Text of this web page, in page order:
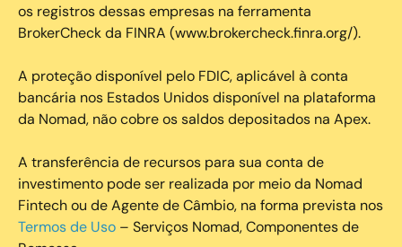
os registros dessas empresas na ferramenta
BrokerCheck da FINRA (www.brokercheck.finra.org/).
A proteção disponível pelo FDIC, aplicável à conta
bancária nos Estados Unidos disponível na plataforma
da Nomad, não cobre os saldos depositados na Apex.
A transferência de recursos para sua conta de
investimento pode ser realizada por meio da Nomad
Fintech ou de Agente de Câmbio, na forma prevista nos
Termos de Uso – Serviços Nomad, Componentes de